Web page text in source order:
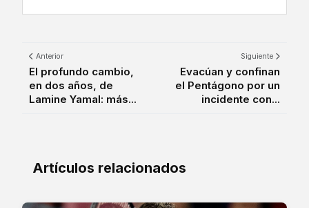
Anterior
El profundo cambio,
en dos años, de
Lamine Yamal: más...
Siguiente
Evacúan y confinan
el Pentágono por un
incidente con...
Artículos relacionados